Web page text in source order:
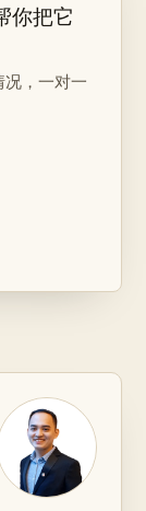
你把它
，一对一